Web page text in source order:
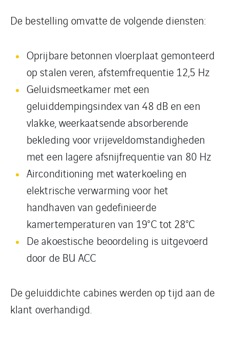
De bestelling omvatte de volgende diensten:
Oprijbare betonnen vloerplaat gemonteerd
op stalen veren, afstemfrequentie 12,5 Hz
Geluidsmeetkamer met een
geluiddempingsindex van 48 dB en een
vlakke, weerkaatsende absorberende
bekleding voor vrijeveldomstandigheden
met een lagere afsnijfrequentie van 80 Hz
Airconditioning met waterkoeling en
elektrische verwarming voor het
handhaven van gedefinieerde
kamertemperaturen van 19°C tot 28°C
De akoestische beoordeling is uitgevoerd
door de BU ACC
De geluiddichte cabines werden op tijd aan de
klant overhandigd.